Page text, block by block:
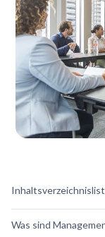
Was sind